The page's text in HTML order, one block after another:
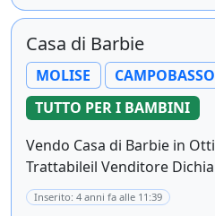
Casa di Barbie
MOLISE CAMPOBASSO
TUTTO PER I BAMBINI
Vendo Casa di Barbie in
Trattabileil Venditore
Inserito: 4 anni fa alle 11:39